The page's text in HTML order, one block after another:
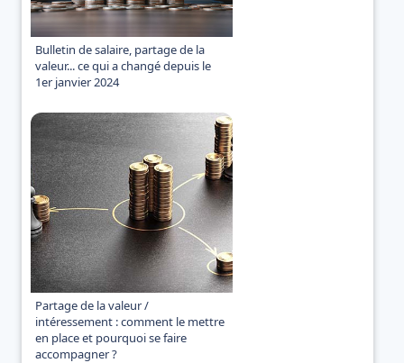
Bulletin de salaire, partage de la
valeur... ce qui a changé depuis le
1er janvier 2024
Partage de la valeur /
intéressement : comment le mettre
en place et pourquoi se faire
accompagner ?